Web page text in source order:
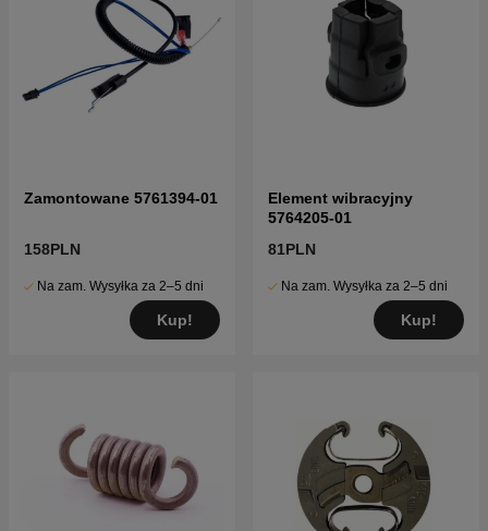
Zamontowane 5761394-01
158PLN
Na zam. Wysyłka za 2–5 dni
Kup!
Element wibracyjny
5764205-01
81PLN
Na zam. Wysyłka za 2–5 dni
Kup!